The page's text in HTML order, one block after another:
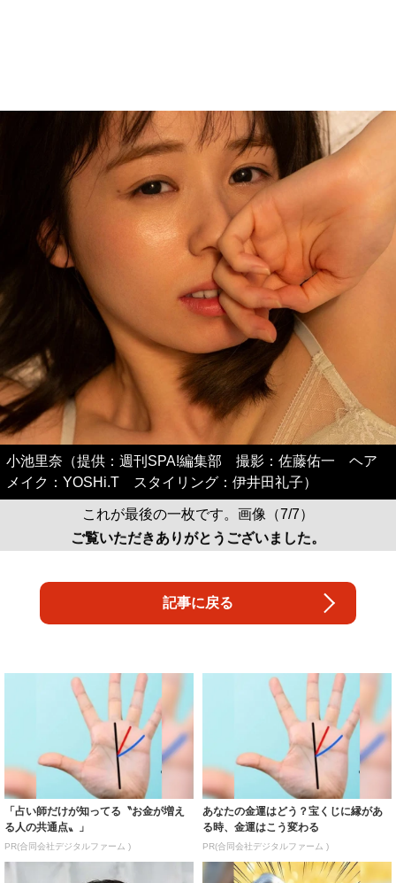
小池里奈（提供：週刊SPA!編集部 撮影：佐藤佑一 ヘア
メイク：YOSHi.T スタイリング：伊井田礼子）
これが最後の一枚です。画像（7/7）
ご覧いただきありがとうございました。
記事に戻る
「占い師だけが知ってる〝お金が増え
る人の共通点〟」
PR(合同会社デジタルファーム )
あなたの金運はどう？宝くじに縁があ
る時、金運はこう変わる
PR(合同会社デジタルファーム )